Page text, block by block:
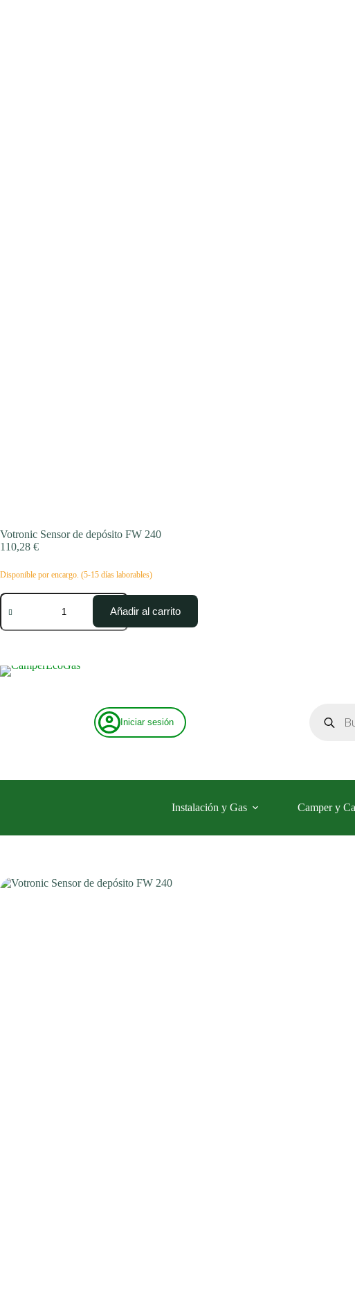
Votronic Sensor de depósito FW 240
110,28 €
Disponible por encargo. (5-15 días laborables)
Votronic
Sensor
depósito
cantidad
Añadir al carrito
Iniciar sesión
productos
Instalación y Gas Camper y